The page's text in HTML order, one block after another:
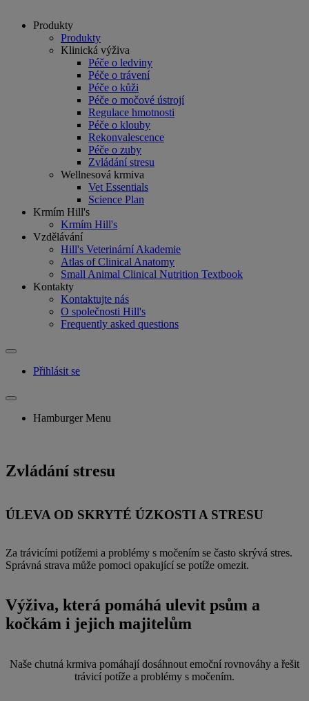
Produkty
Produkty
Klinická výživa
Péče o ledviny
Péče o trávení
Péče o kůži
Péče o močové ústrojí
Regulace hmotnosti
Péče o klouby
Rekonvalescence
Péče o zuby
Zvládání stresu
Wellnesová krmiva
Vet Essentials
Science Plan
Krmím Hill's
Krmím Hill's
Vzdělávání
Hill's Veterinární Akademie
Atlas of Clinical Anatomy
Small Animal Clinical Nutrition Textbook
Kontakty
Kontaktujte nás
O společnosti Hill's
Frequently asked questions
Přihlásit se
Hamburger Menu
Zvládání stresu
ÚLEVA OD SKRYTÉ ÚZKOSTI A STRESU
Za trávicími potížemi a problémy s močením se často skrývá stres.
Správná strava může pomoci opakující se potíže omezit.
Výživa, která pomáhá ulevit psům a
kočkám i jejich majitelům
Naše chutná krmiva pomáhají dosáhnout emoční rovnováhy a řešit
trávicí potíže a problémy s močením.